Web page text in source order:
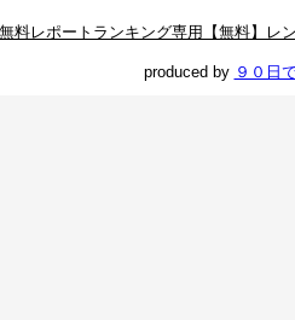
無料レポートランキング専用【無料】レ
produced by ９０日